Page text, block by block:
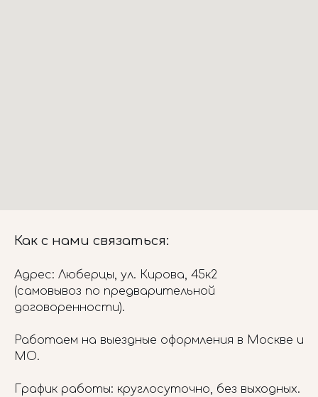
Как с нами связаться:
Адрес: Люберцы, ул. Кирова, 45к2
(самовывоз по предварительной
договоренности).
Работаем на выездные оформления в Москве и
МО.
График работы: круглосуточно, без выходных.